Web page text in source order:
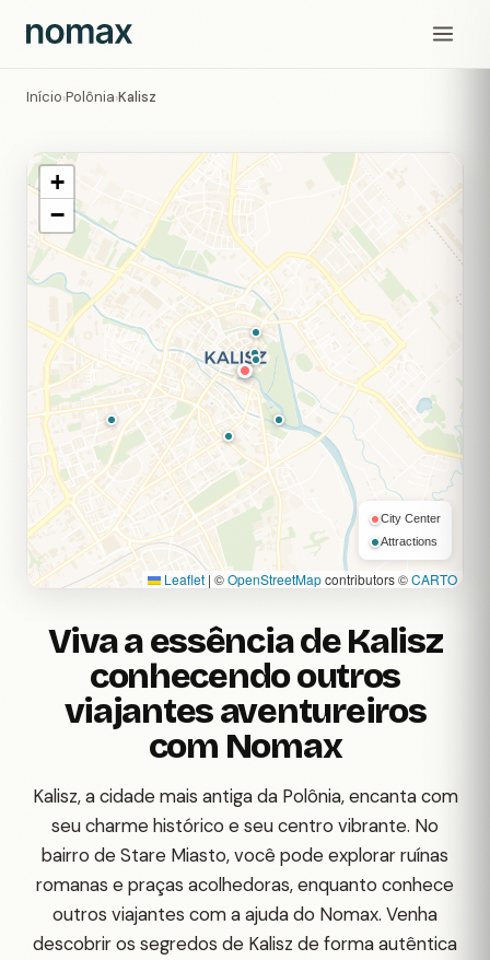
Início›Polônia›Kalisz
Viva a essência de Kalisz
conhecendo outros
viajantes aventureiros
com Nomax
Kalisz, a cidade mais antiga da Polônia, encanta com
seu charme histórico e seu centro vibrante. No
bairro de Stare Miasto, você pode explorar ruínas
romanas e praças acolhedoras, enquanto conhece
outros viajantes com a ajuda do Nomax. Venha
descobrir os segredos de Kalisz de forma autêntica
+
−
City Center
Attractions
Leaflet | ©OpenStreetMapcontributors ©CARTO